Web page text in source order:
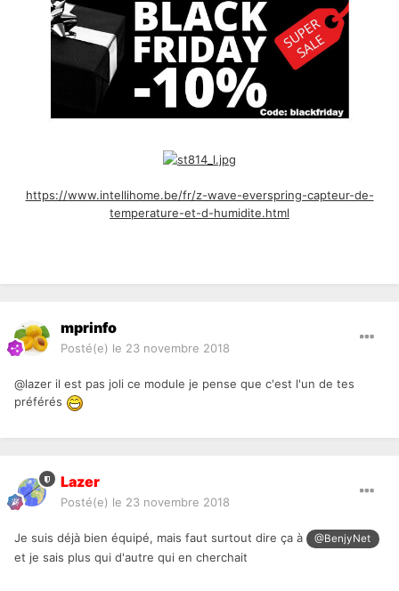
https://www.intellihome.be/fr/z-wave-everspring-capteur-de-
temperature-et-d-humidite.html
mprinfo
Posté(e) le 23 novembre 2018
@lazer il est pas joli ce module je pense que c'est l'un de tes
préférés
Lazer
Posté(e) le 23 novembre 2018
Je suis déjà bien équipé, mais faut surtout dire ça à @BenjyNet
et je sais plus qui d'autre qui en cherchait